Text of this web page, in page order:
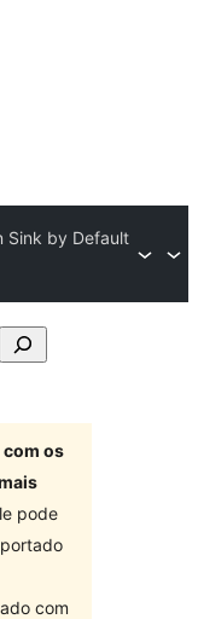
Sink by Default
os
pode
com